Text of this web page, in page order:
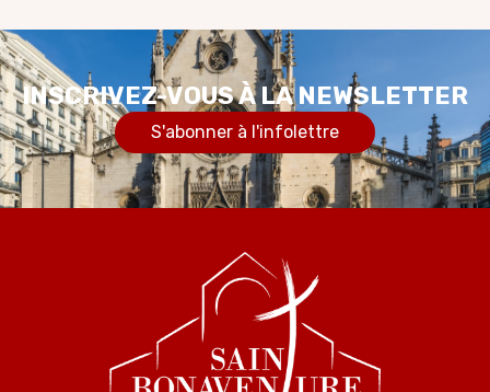
INSCRIVEZ-VOUS À LA NEWSLETTER
S'abonner à l'infolettre